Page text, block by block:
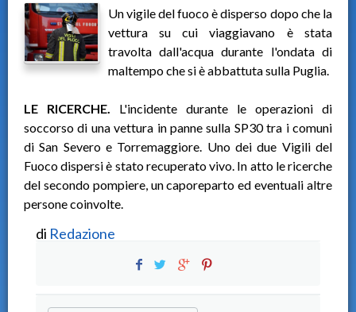
Un vigile del fuoco è disperso dopo che la
vettura su cui viaggiavano è stata
travolta dall'acqua durante l'ondata di
maltempo che si è abbattuta sulla Puglia.
LE RICERCHE. L'incidente durante le operazioni di
soccorso di una vettura in panne sulla SP30 tra i comuni
di San Severo e Torremaggiore. Uno dei due Vigili del
Fuoco dispersi è stato recuperato vivo. In atto le ricerche
del secondo pompiere, un caporeparto ed eventuali altre
persone coinvolte.
di Redazione